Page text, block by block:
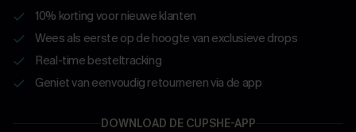
10% korting voor nieuwe klanten
Wees als eerste op de hoogte van exclusieve drops
Real-time besteltracking
Geniet van eenvoudig retourneren via de app
DOWNLOAD DE CUPSHE-APP